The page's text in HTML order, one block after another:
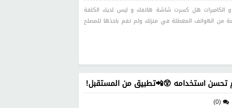
و الكاميرات هل كسرت شاشة هاتفك و ليس لديك الكلفة
من الهواتف المعطلة في منزلك ولم تقم باخذها للمصلح
تحسن استخدامه 😲📲تطبيق من المستقبل!
(0)